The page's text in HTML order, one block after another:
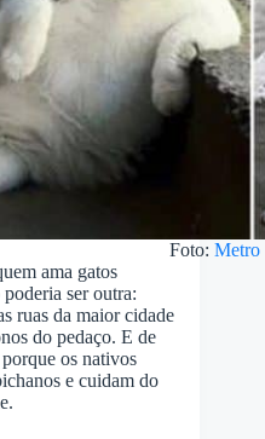
Foto:
ama gatos
ser outra:
ruas da maior cidade
do pedaço. E de
os nativos
e cuidam do